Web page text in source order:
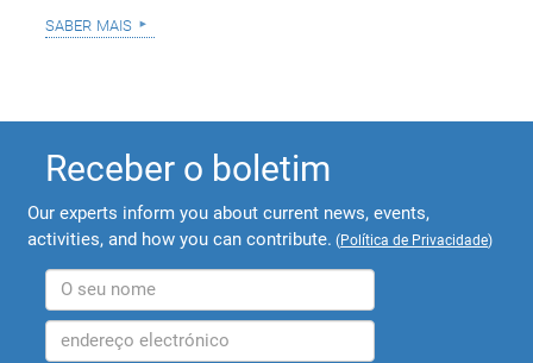
saber mais
Receber o boletim
Our experts inform you about current news, events,
activities, and how you can contribute. (Política de Privacidade)